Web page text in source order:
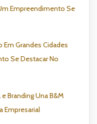
Empreendimento Se
Grandes Cidades
Se Destacar No
Branding Una B&M
Empresarial